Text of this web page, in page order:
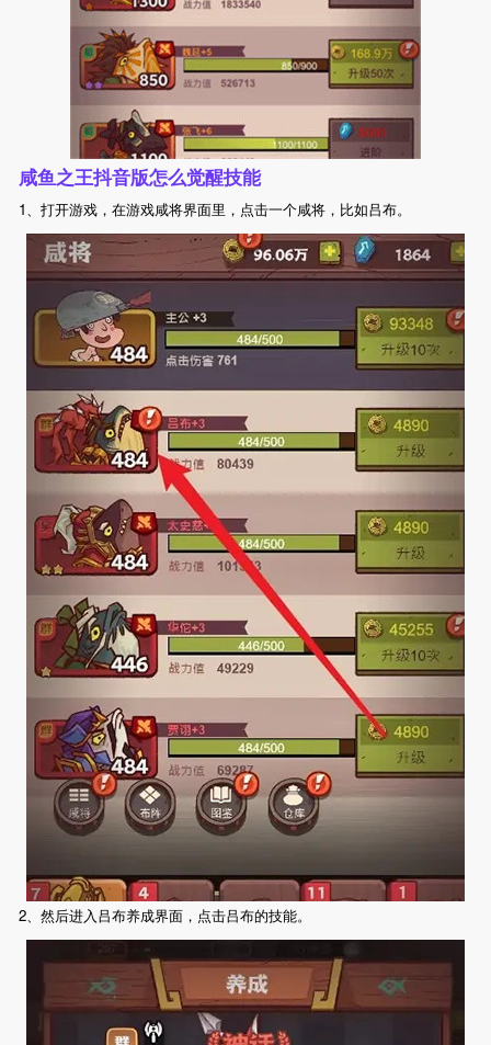
咸鱼之王抖音版怎么觉醒技能
1、打开游戏，在游戏咸将界面里，点击一个咸将，比如吕布。
2、然后进入吕布养成界面，点击吕布的技能。